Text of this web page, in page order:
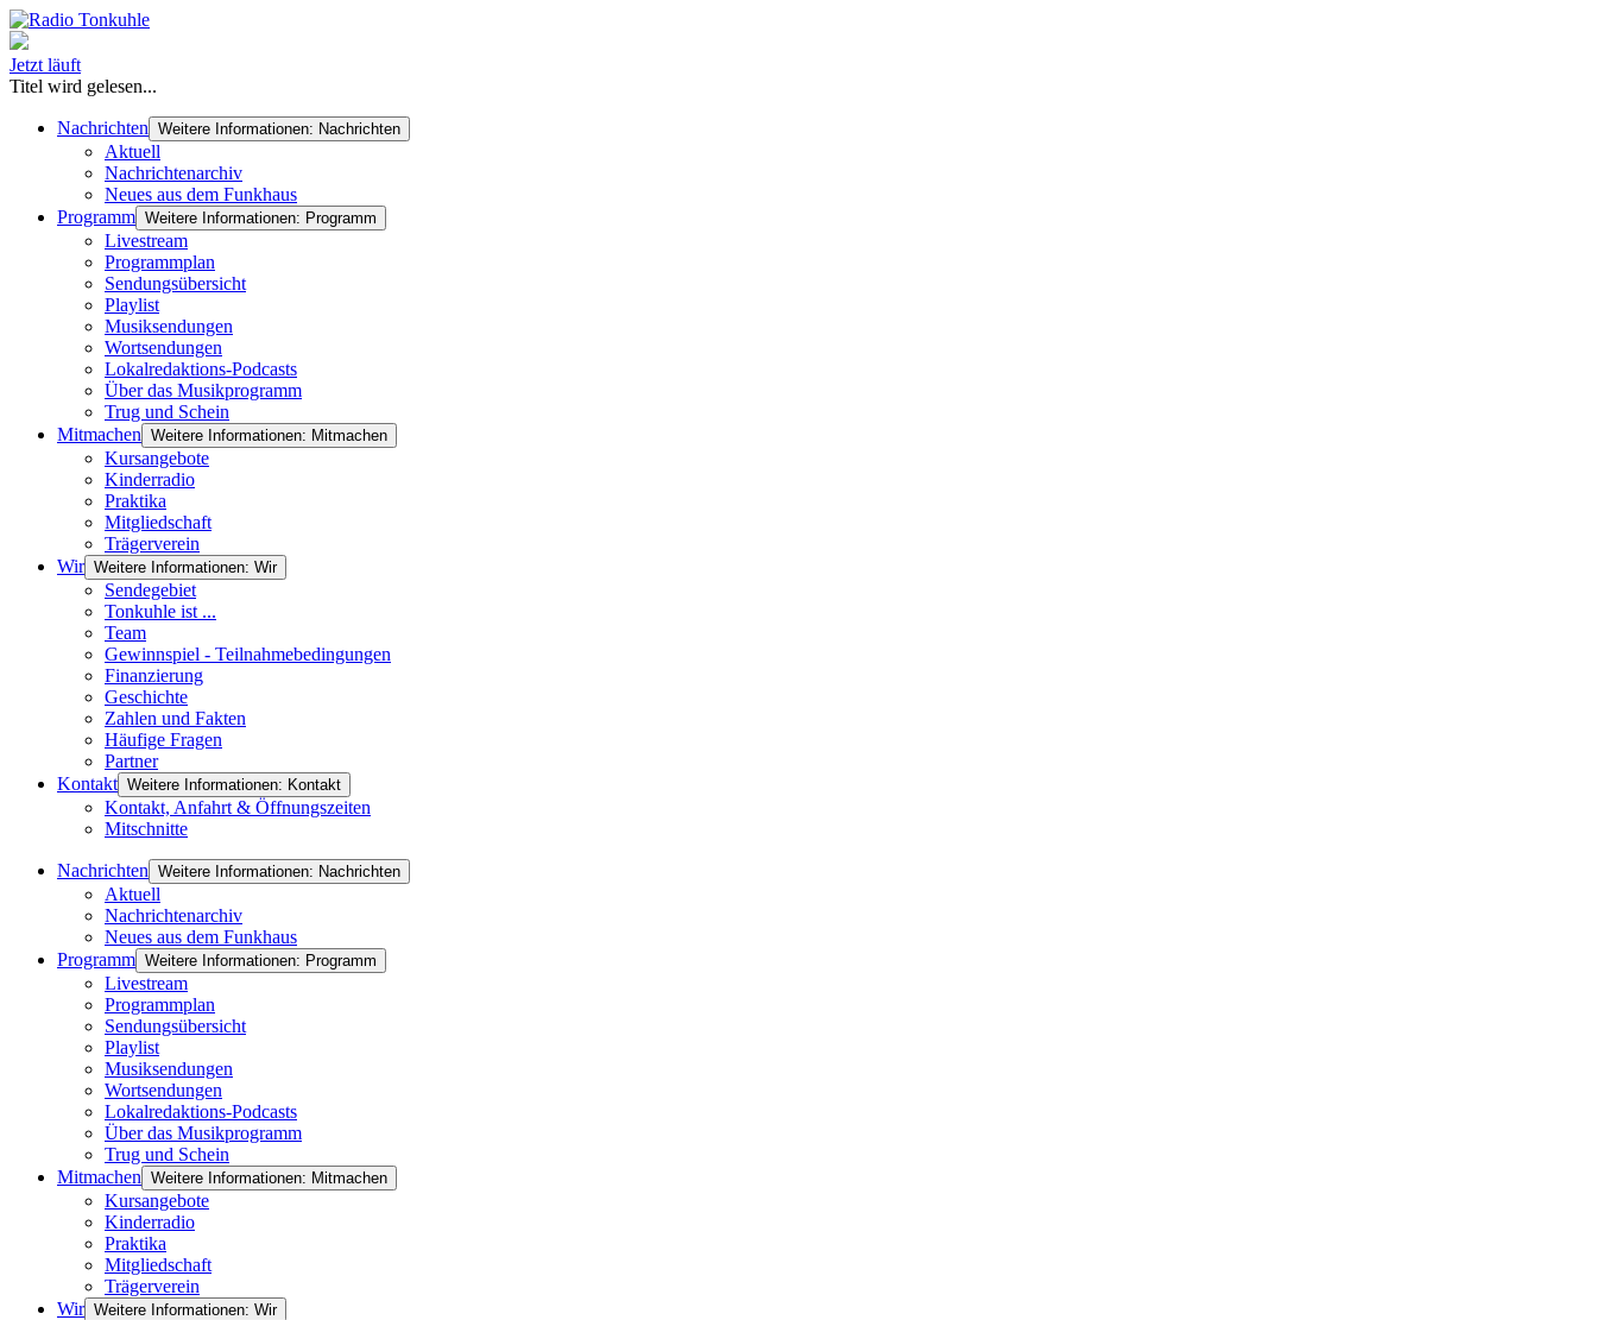
Jetzt läuft
Titel wird gelesen...
Nachrichten Weitere Informationen: Nachrichten
Aktuell
Nachrichtenarchiv
Neues aus dem Funkhaus
Programm Weitere Informationen: Programm
Livestream
Programmplan
Sendungsübersicht
Playlist
Musiksendungen
Wortsendungen
Lokalredaktions-Podcasts
Über das Musikprogramm
Trug und Schein
Mitmachen Weitere Informationen: Mitmachen
Kursangebote
Kinderradio
Praktika
Mitgliedschaft
Trägerverein
Wir Weitere Informationen: Wir
Sendegebiet
Tonkuhle ist ...
Team
Gewinnspiel - Teilnahmebedingungen
Finanzierung
Geschichte
Zahlen und Fakten
Häufige Fragen
Partner
Kontakt Weitere Informationen: Kontakt
Kontakt, Anfahrt & Öffnungszeiten
Mitschnitte
Nachrichten Weitere Informationen: Nachrichten
Aktuell
Nachrichtenarchiv
Neues aus dem Funkhaus
Programm Weitere Informationen: Programm
Livestream
Programmplan
Sendungsübersicht
Playlist
Musiksendungen
Wortsendungen
Lokalredaktions-Podcasts
Über das Musikprogramm
Trug und Schein
Mitmachen Weitere Informationen: Mitmachen
Kursangebote
Kinderradio
Praktika
Mitgliedschaft
Trägerverein
Wir Weitere Informationen: Wir